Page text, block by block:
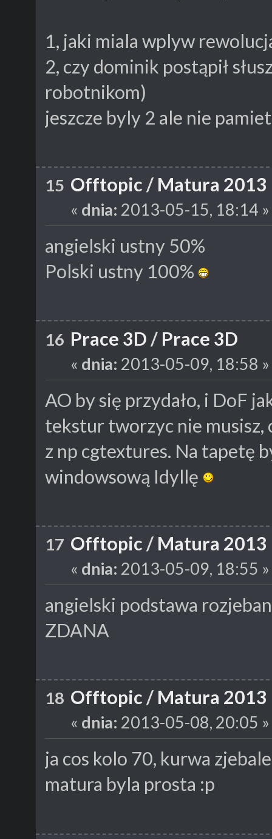
1, jaki miala wplyw
2, czy dominik postąpił
robotnikom)
jeszcze byly 2 ale nie
15 Offtopic / Matura 2013
« dnia: 2013-05-15, 18:14 »
angielski ustny 50%
Polski ustny 100%
16 Prace 3D / Prace 3D
« dnia: 2013-05-09, 18:58 »
AO by się przydało, i DoF
tekstur tworzyc nie musisz,
z np cgtextures. Na tapetę
windowsową Idyllę
17 Offtopic / Matura 2013
« dnia: 2013-05-09, 18:55 »
angielski podstawa
ZDANA
18 Offtopic / Matura 2013
« dnia: 2013-05-08, 20:05 »
ja cos kolo 70, kurwa
matura byla prosta :p